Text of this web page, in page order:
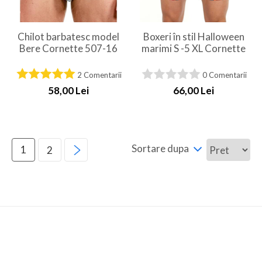
Chilot barbatesc model
Bere Cornette 507-16
2 Comentarii
58,00 Lei
Boxeri în stil Halloween
marimi S -5 XL Cornette
0 Comentarii
66,00 Lei
1 2 Sortare dupa